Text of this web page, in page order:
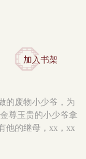
加入书架
的废物小少爷，为
尊玉贵的小少爷拿
他的继母，xx，xx